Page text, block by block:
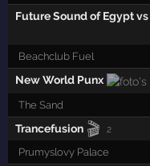
Future Sound of Egypt
Beachclub Fuel
New World Punx
The Sand
Trancefusion 🎬 2
Prumyslovy Palace